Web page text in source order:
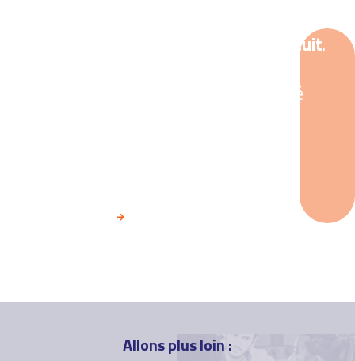
Le CodeToWork est totalement gratuit.
semaines vous offre une opportunité
Allons plus loin :